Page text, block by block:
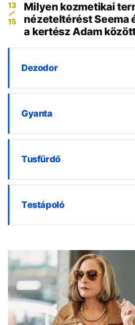
13
15
Milyen kozmetikai
nézeteltérést Seema
a kertész Adam
Dezodor
Gyanta
Tusfürdő
Testápoló